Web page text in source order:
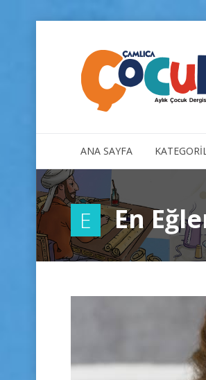
ANA SAYFA
E En